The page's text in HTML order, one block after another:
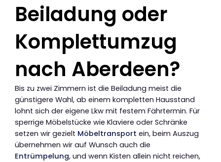
Beiladung oder
Komplettumzug
nach Aberdeen?
Bis zu zwei Zimmern ist die Beiladung meist die
günstigere Wahl, ab einem kompletten Hausstand
lohnt sich der eigene Lkw mit festem Fährtermin. Für
sperrige Möbelstücke wie Klaviere oder Schränke
setzen wir gezielt Möbeltransport ein, beim Auszug
übernehmen wir auf Wunsch auch die
Entrümpelung, und wenn Kisten allein nicht reichen,